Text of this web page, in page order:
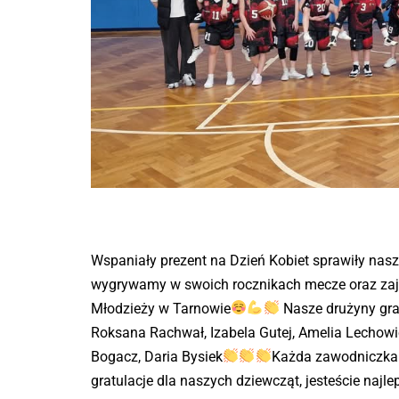
2017
2016
2015
2014
Wspaniały prezent na Dzień Kobiet sprawiły
wygrywamy w swoich rocznikach mecze oraz
Młodzieży w Tarnowie
Nasze drużyny
Roksana Rachwał, Izabela Gutej, Amelia
Bogacz, Daria Bysiek
Każda
gratulacje dla naszych dziewcząt, jesteście